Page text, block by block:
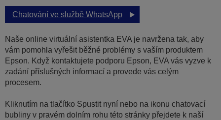
Chatování ve službě WhatsApp
Naše online virtuální asistentka EVA je navržena tak, aby
vám pomohla vyřešit běžné problémy s vaším produktem
Epson. Když kontaktujete podporu Epson, EVA vás vyzve k
zadání příslušných informací a provede vás celým
procesem.
Kliknutím na tlačítko Spustit nyní nebo na ikonu chatovací
bubliny v pravém dolním rohu této stránky přejdete k naší